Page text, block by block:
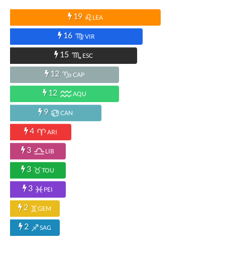
19 LEA
16 VIR
15 ESC
12 CAP
12 AQU
9 CAN
4 ARI
3 LIB
3 TOU
3 PEI
2 GEM
2 SAG